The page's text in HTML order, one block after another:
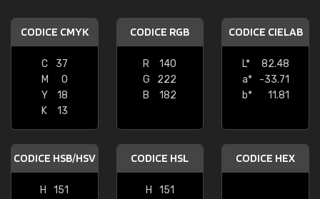
CODICE CMYK
C
37
M
0
Y
18
K
13
CODICE RGB
R
140
G
222
B
182
CODICE CIELAB
L*
82.48
a*
-33.71
b*
11.81
CODICE HSB/HSV
H
151
CODICE HSL
H
151
CODICE HEX